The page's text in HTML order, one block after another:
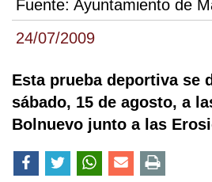
24/07/2009
Fuente: Ayuntamiento de
Esta prueba deportiva se
sábado, 15 de agosto, a
Bolnuevo junto a las